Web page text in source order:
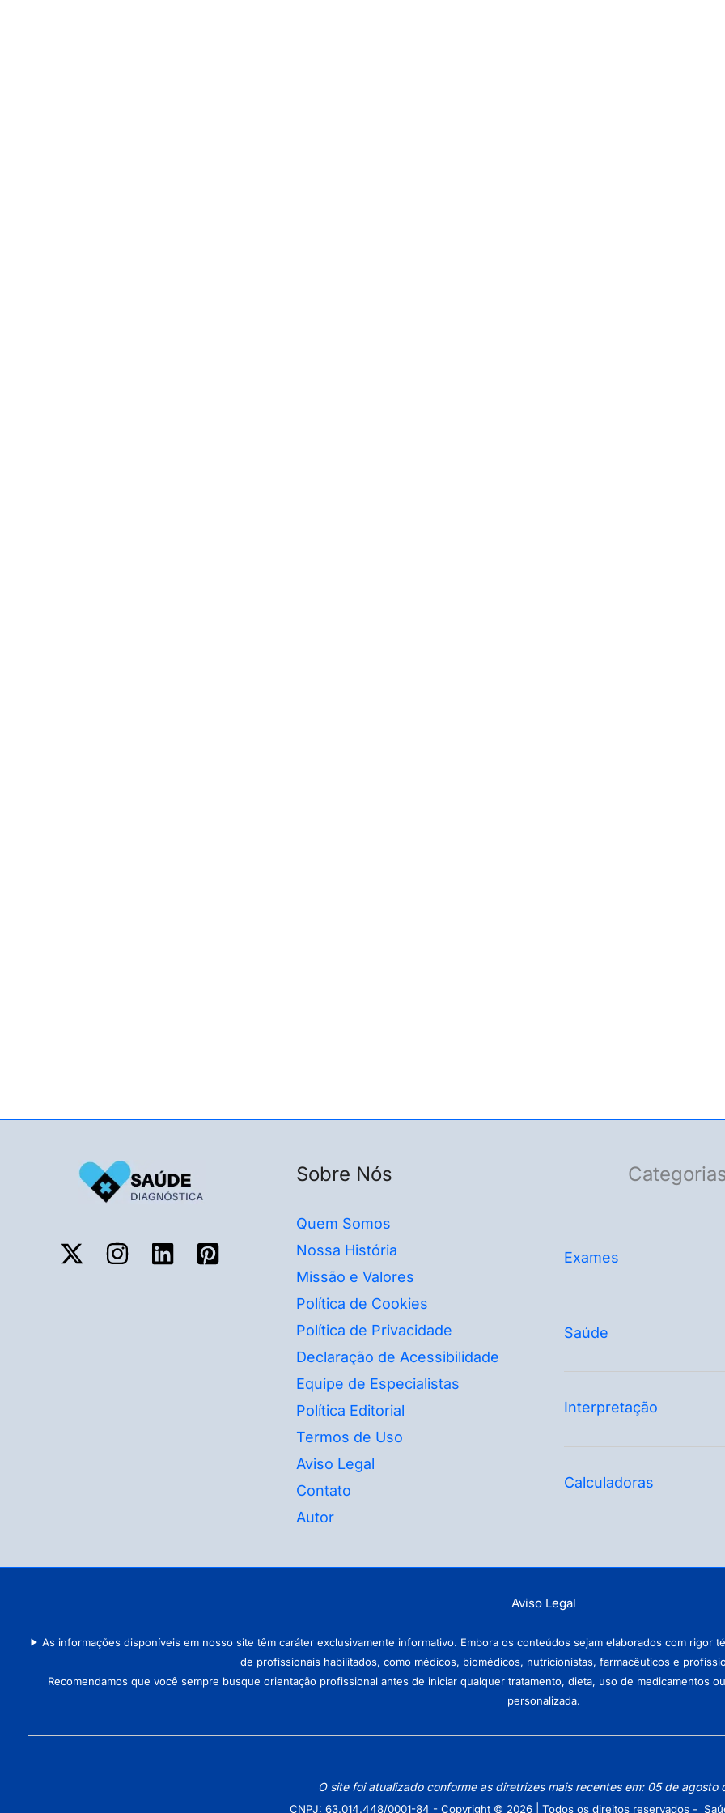
Sobre Nós
Quem Somos
Nossa História
Missão e Valores
Política de Cookies
Política de Privacidade
Declaração de Acessibilidade
Equipe de Especialistas
Política Editorial
Termos de Uso
Aviso Legal
Contato
Autor
Exames
Saúde
Interpretação
Calculadoras
Aviso Legal
As informações disponíveis em nosso site têm caráter exclusivamente informativo. Embora os conteúdos sejam elaborados com
de profissionais habilitados, como médicos, biomédicos, nutricionistas, farmacêuticos e
Recomendamos que você sempre busque orientação profissional antes de iniciar qualquer tratamento, dieta, uso de medicamentos
personalizada.
O site foi atualizado conforme as diretrizes mais recentes em: 05 de agosto
CNPJ: 63.014.448/0001-84 - Copyright © 2026 | Todos os direitos reservados -